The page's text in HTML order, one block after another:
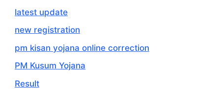
latest update
new registration
pm kisan yojana online correction
PM Kusum Yojana
Result